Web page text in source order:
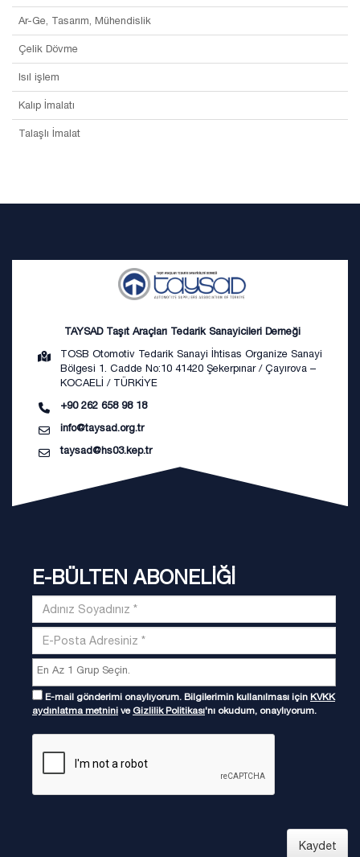
Ar-Ge, Tasarım, Mühendislik
Çelik Dövme
Isıl işlem
Kalıp İmalatı
Talaşlı İmalat
TAYSAD Taşıt Araçları Tedarik Sanayicileri Derneği
TOSB Otomotiv Tedarik Sanayi İhtisas Organize Sanayi
Bölgesi 1. Cadde No:10 41420 Şekerpınar / Çayırova –
KOCAELİ / TÜRKİYE
+90 262 658 98 18
info@taysad.org.tr
taysad@hs03.kep.tr
E-BÜLTEN ABONELİĞİ
E-mail gönderimi onaylıyorum. Bilgilerimin kullanılması için KVKK
aydınlatma metnini ve Gizlilik Politikası'nı okudum, onaylıyorum.
Kaydet